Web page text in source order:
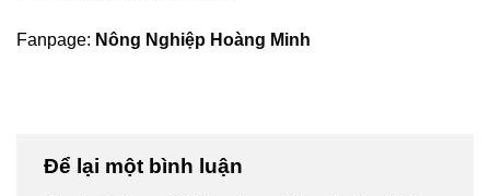
Fanpage: Nông Nghiệp Hoàng Minh
Để lại một bình luận